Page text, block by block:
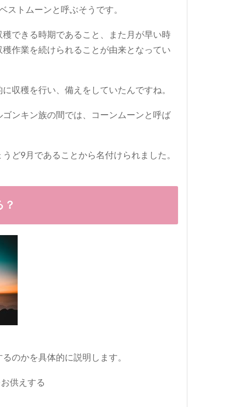
ストムーンと呼ぶそうです。
できる時期であること、また月が早い時
作業を続けられることが由来となってい
収穫を行い、備えをしていたんですね。
ンキン族の間では、コーンムーンと呼ば
ど9月であることから名付けられました。
？
のかを具体的に説明します。
供えする